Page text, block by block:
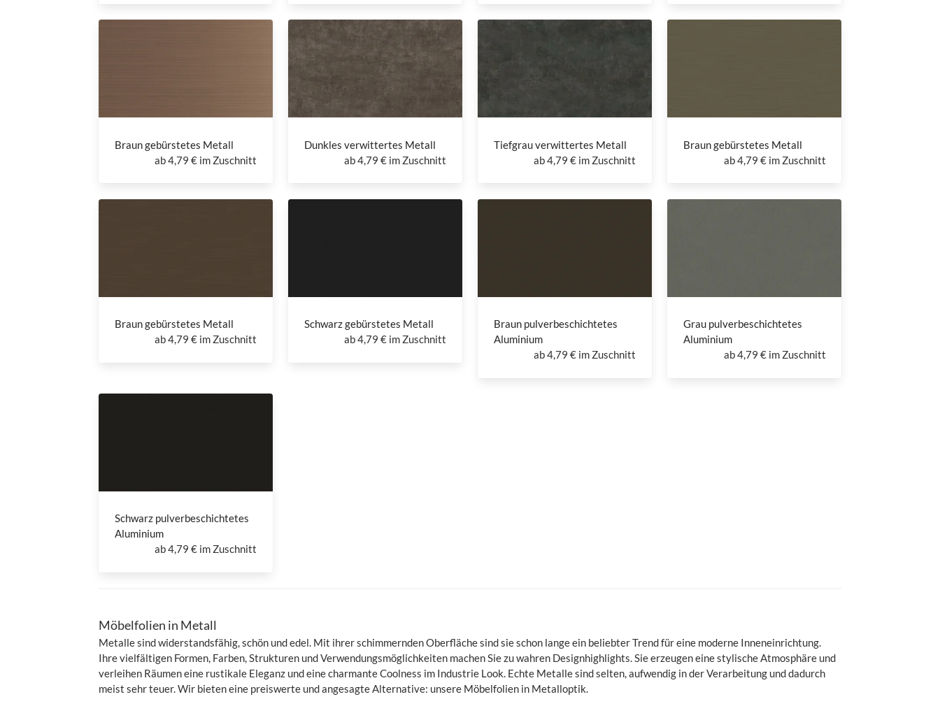
Braun gebürstetes Metall
ab4,79 € im Zuschnitt
Dunkles verwittertes Metall
ab4,79 € im Zuschnitt
Tiefgrau verwittertes Metall
ab4,79 € im Zuschnitt
Braun gebürstetes Metall
ab4,79 € im Zuschnitt
Braun gebürstetes Metall
ab4,79 € im Zuschnitt
Schwarz gebürstetes Metall
ab4,79 € im Zuschnitt
Braun pulverbeschichtetes
Aluminium
ab4,79 € im Zuschnitt
Grau pulverbeschichtetes
Aluminium
ab4,79 € im Zuschnitt
Schwarz pulverbeschichtetes
Aluminium
ab4,79 € im Zuschnitt
Möbelfolien in Metall
Metalle sind widerstandsfähig, schön und edel. Mit ihrer schimmernden Oberfläche sind sie schon lange ein beliebter Trend für eine moderne Inneneinrichtung.
Ihre vielfältigen Formen, Farben, Strukturen und Verwendungsmöglichkeiten machen Sie zu wahren Designhighlights. Sie erzeugen eine stylische Atmosphäre und
verleihen Räumen eine rustikale Eleganz und eine charmante Coolness im Industrie Look. Echte Metalle sind selten, aufwendig in der Verarbeitung und dadurch
meist sehr teuer. Wir bieten eine preiswerte und angesagte Alternative: unsere Möbelfolien in Metalloptik.